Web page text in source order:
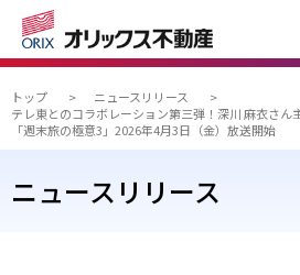
トップ > ニュースリリース
>
テレ東とのコラボレーション第三弾！深川 麻衣さん
「週末旅の極意3」2026年4月3日（金）放送開始
ニュースリリース